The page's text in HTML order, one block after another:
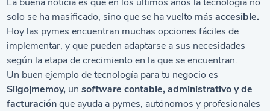
solo se ha masificado, sino que se ha vuelto másaccesible.
Hoy las pymes encuentran muchas opciones fáciles de
implementar, y que pueden adaptarse a sus necesidades
según la etapa de crecimiento en la que se encuentran.
Un buen ejemplo de tecnología para tu negocio es
Siigo|memoy, unsoftware contable, administrativo y de
facturaciónque ayuda a pymes, autónomos y profesionales